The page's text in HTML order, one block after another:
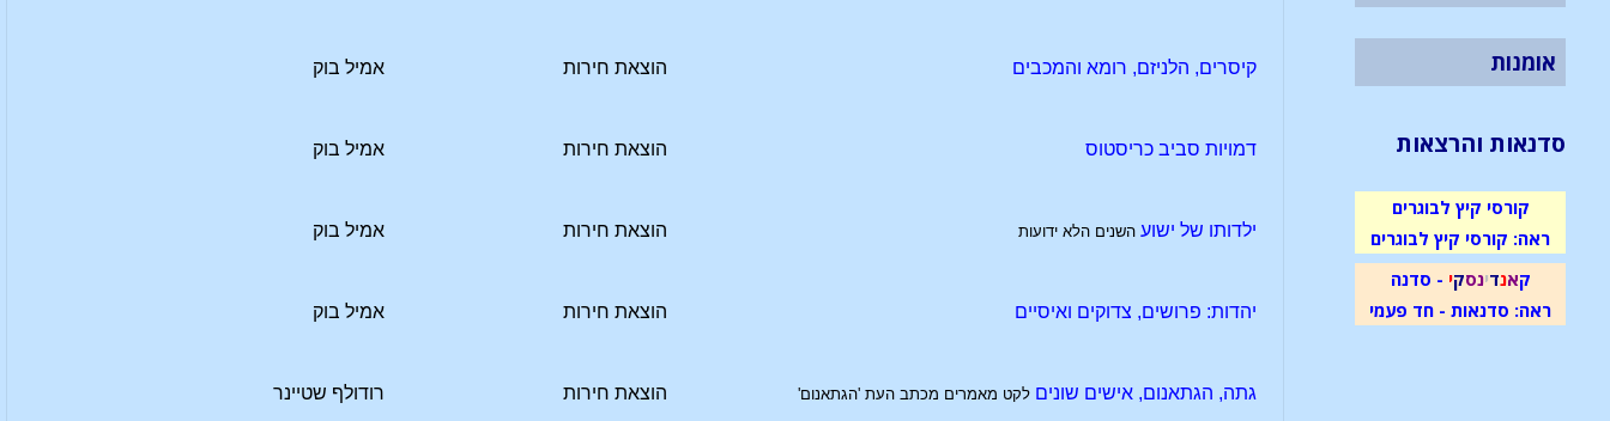
קיסרים, הלניזם, רומא והמכבים הוצאת חירות אמיל בוק
דמויות סביב כריסטוס הוצאת חירות אמיל בוק
ילדותו של ישוע השנים הלא ידועות הוצאת חירות אמיל בוק
יהדות: פרושים, צדוקים ואיסיים הוצאת חירות אמיל בוק
גתה, הגתאנום, אישים שונים לקט מאמרים מכתב העת 'הגתאנום' הוצאת חירות רודולף שטיינר
אומנות
סדנאות והרצאות
קורסי קיץ לבוגרים
ראה: קורסי קיץ לבוגרים
קאנדינסקי - סדנה
ראה: סדנאות - חד פעמי